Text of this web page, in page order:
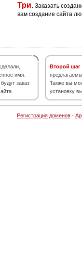
Три. Заказать
вам создание сайта
имя.
заказ
Второй шаг
Также вы
установку
Регистрация доменов·